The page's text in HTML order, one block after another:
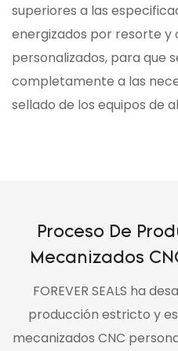
superiores a las
energizados por resorte y
personalizados, para que
completamente a las
sellado de los equipos de
Proceso De
Mecanizados
FOREVER SEALS ha
producción estricto y
mecanizados CNC